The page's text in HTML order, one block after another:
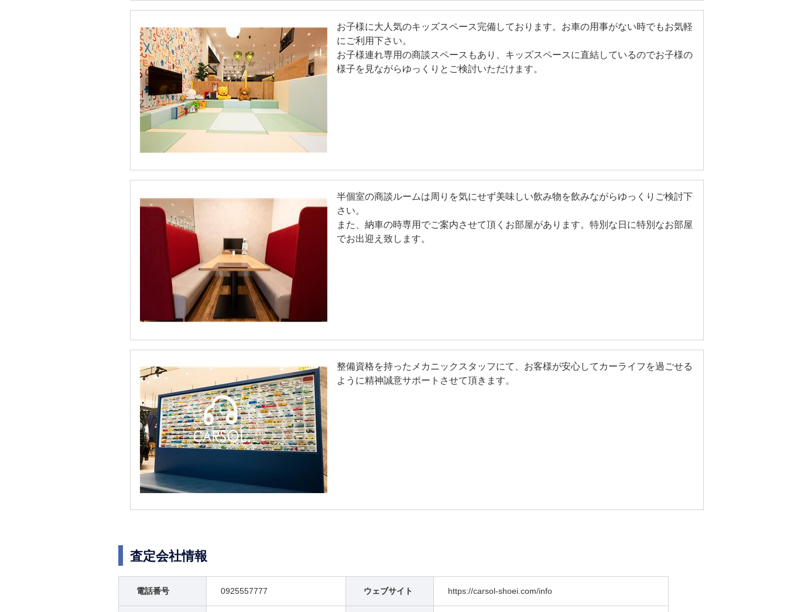
お子様に大人気のキッズスペース完備しております。お車の用事がない時でもお気軽
にご利用下さい。
お子様連れ専用の商談スペースもあり、キッズスペースに直結しているのでお子様の
様子を見ながらゆっくりとご検討いただけます。
半個室の商談ルームは周りを気にせず美味しい飲み物を飲みながらゆっくりご検討下
さい。
また、納車の時専用でご案内させて頂くお部屋があります。特別な日に特別なお部屋
でお出迎え致します。
整備資格を持ったメカニックスタッフにて、お客様が安心してカーライフを過ごせる
ように精神誠意サポートさせて頂きます。
査定会社情報
電話番号 0925557777 ウェブサイト https://carsol-shoei.com/info